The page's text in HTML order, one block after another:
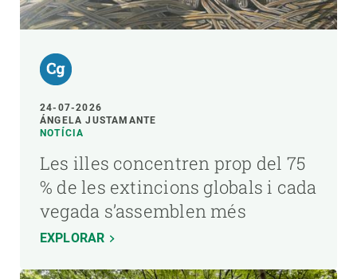
24-07-2026
ÁNGELA JUSTAMANTE
NOTÍCIA
Les illes concentren prop del 75
% de les extincions globals i cada
vegada s’assemblen més
EXPLORAR